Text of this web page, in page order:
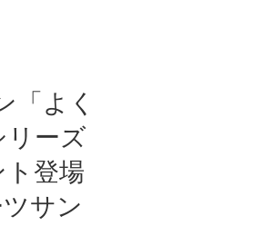
「よく
リーズ
登場
ツサン